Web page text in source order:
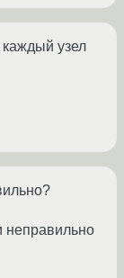
каждый узел
неправильно